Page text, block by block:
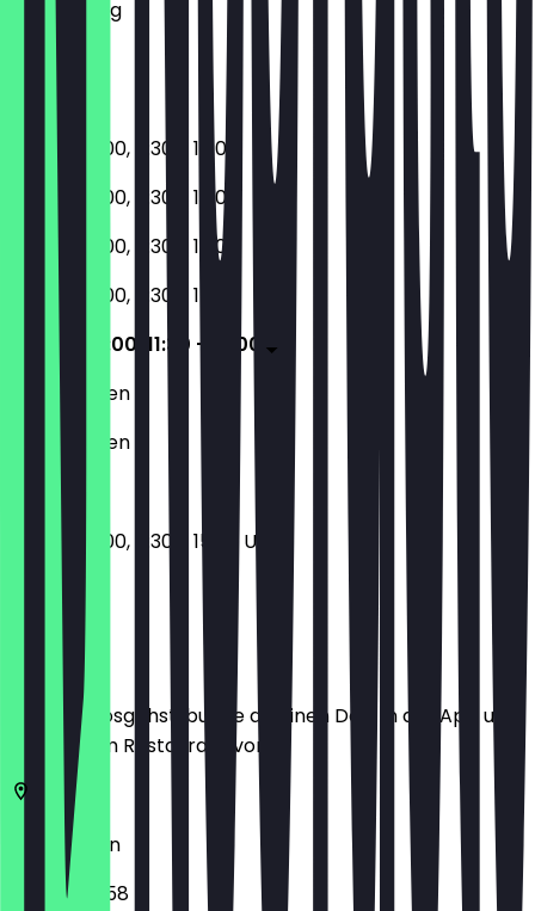
Donnerstag
Freitag
Samstag
Sonntag
08:00 - 10:00, 11:30 - 15:00
08:00 - 10:00, 11:30 - 15:00
08:00 - 10:00, 11:30 - 15:00
08:00 - 10:00, 11:30 - 15:00
08:00 - 10:00, 11:30 - 15:00
Geschlossen
Geschlossen
08:00 - 10:00, 11:30 - 15:00 Uhr
Bevor du losgehst, buche dir einen Deal in der App und
zeige ihn im Restaurant vor.
Berlin
Weserstr. 58